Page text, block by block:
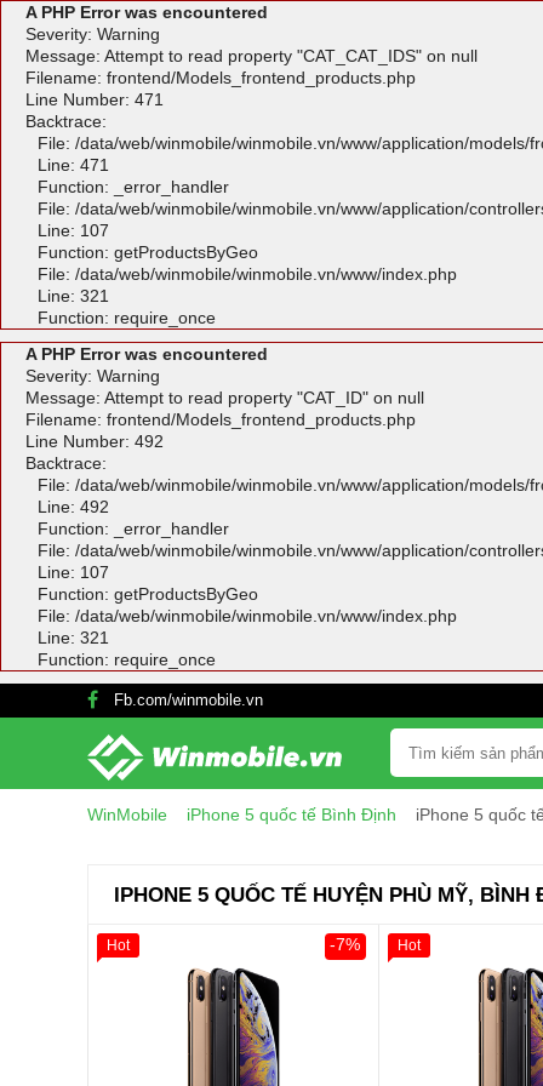
A PHP Error was encountered
Severity: Warning
Message: Attempt to read property "CAT_CAT_IDS" on null
Filename: frontend/Models_frontend_products.php
Line Number: 471
Backtrace:
File: /data/web/winmobile/winmobile.vn/www/application/models/
Line: 471
Function: _error_handler
File: /data/web/winmobile/winmobile.vn/www/application/
Line: 107
Function: getProductsByGeo
File: /data/web/winmobile/winmobile.vn/www/index.php
Line: 321
Function: require_once
A PHP Error was encountered
Severity: Warning
Message: Attempt to read property "CAT_ID" on null
Filename: frontend/Models_frontend_products.php
Line Number: 492
Backtrace:
File: /data/web/winmobile/winmobile.vn/www/application/models/
Line: 492
Function: _error_handler
File: /data/web/winmobile/winmobile.vn/www/application/
Line: 107
Function: getProductsByGeo
File: /data/web/winmobile/winmobile.vn/www/index.php
Line: 321
Function: require_once
Fb.com/winmobile.vn
WinMobile iPhone 5 quốc tế Bình Định iPhone 5 quốc
IPHONE 5 QUỐC TẾ HUYỆN PHÙ MỸ, BÌNH
Giảm 100.000đ
Khách Hàng
-7%
Hot
Giảm 100.000đ
Hot